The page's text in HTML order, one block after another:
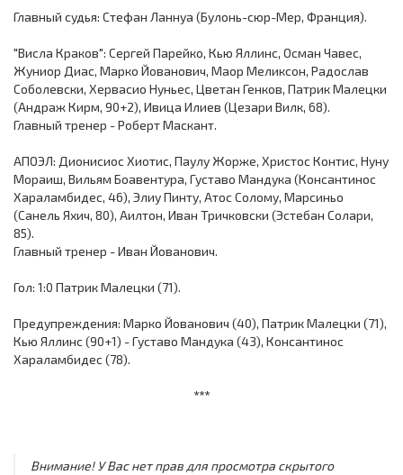
Главный судья: Стефан Ланнуа (Булонь-сюр-Мер, Франция).
"Висла Краков": Сергей Парейко, Кью Яллинс, Осман Чавес,
Жуниор Диас, Марко Йованович, Маор Меликсон, Радослав
Соболевски, Хервасио Нуньес, Цветан Генков, Патрик Малецки
(Андраж Кирм, 90+2), Ивица Илиев (Цезари Вилк, 68).
Главный тренер - Роберт Маскант.
АПОЭЛ: Дионисиос Хиотис, Паулу Жорже, Христос Контис, Нуну
Мораиш, Вильям Боавентура, Густаво Мандука (Консантинос
Хараламбидес, 46), Элиу Пинту, Атос Солому, Марсиньо
(Санель Яхич, 80), Аилтон, Иван Тричковски (Эстебан Солари,
85).
Главный тренер - Иван Йованович.
Гол: 1:0 Патрик Малецки (71).
Предупреждения: Марко Йованович (40), Патрик Малецки (71),
Кью Яллинс (90+1) - Густаво Мандука (43), Консантинос
Хараламбидес (78).
***
Внимание! У Вас нет прав для просмотра скрытого